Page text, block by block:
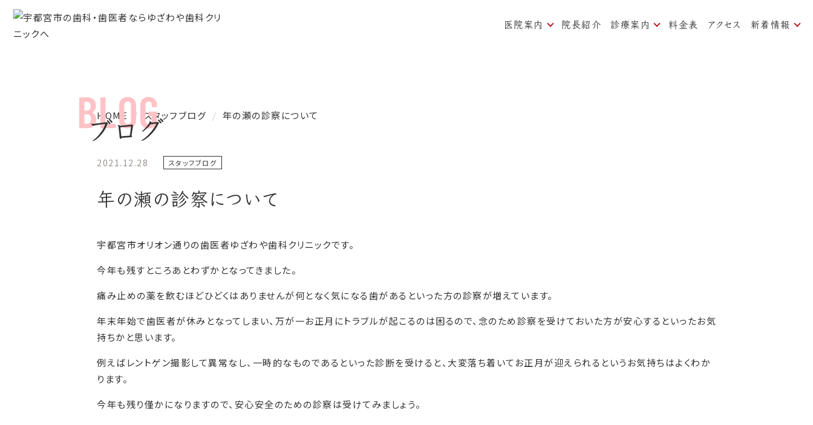
医院案内 院長紹介 診療案内 料金表 アクセス 新着情報
ブログ
HOME スタッフブログ 年の瀬の診察について
2021.12.28 スタッフブログ
年の瀬の診察について
宇都宮市オリオン通りの歯医者ゆざわや歯科クリニックです。
今年も残すところあとわずかとなってきました。
痛み止めの薬を飲むほどひどくはありませんが何となく気になる歯があるといった方の診察が増えています。
年末年始で歯医者が休みとなってしまい、万が一お正月にトラブルが起こるのは困るので、念のため診察を受けておいた方が安心するといったお気
持ちかと思います。
例えばレントゲン撮影して異常なし、一時的なものであるといった診断を受けると、大変落ち着いてお正月が迎えられるというお気持ちはよくわか
ります。
今年も残り僅かになりますので、安心安全のための診察は受けてみましょう。